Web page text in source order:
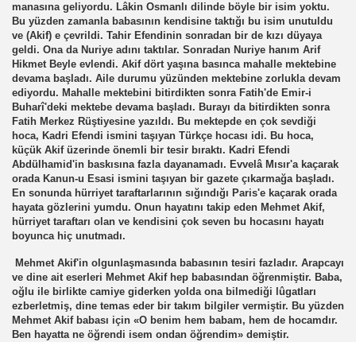
manasına geliyordu. Lâkin Osmanlı dilinde böyle bir isim yoktu.
Bu yüzden zamanla babasının kendisine taktığı bu isim unutuldu
ve (Akif) e çevrildi. Tahir Efendinin sonradan bir de kızı düyaya
geldi. Ona da Nuriye adını taktılar. Sonradan Nuriye hanım Arif
Hikmet Beyle evlendi. Akif dört yaşına basınca mahalle mektebine
devama başladı. Aile durumu yüzünden mektebine zorlukla devam
ediyordu. Mahalle mektebini bitirdikten sonra Fatih'de Emir-i
Buharî'deki mektebe devama başladı. Burayı da bitirdikten sonra
Fatih Merkez Rüştiyesine yazıldı. Bu mektepde en çok sevdiği
hoca, Kadri Efendi ismini taşıyan Türkçe hocası idi. Bu hoca,
küçük Akif üzerinde önemli bir tesir bıraktı. Kadri Efendi
Abdülhamid'in baskısına fazla dayanamadı. Evvelâ Mısır'a kaçarak
orada Kanun-u Esasi ismini taşıyan bir gazete çıkarmağa başladı.
En sonunda hürriyet taraftarlarının sığındığı Paris'e kaçarak orada
hayata gözlerini yumdu. Onun hayatını takip eden Mehmet Akif,
hürriyet taraftarı olan ve kendisini çok seven bu hocasını hayatı
boyunca hiç unutmadı.
Mehmet Akif'in olgunlaşmasında babasının tesiri fazladır. Arapcayı
ve dine ait eserleri Mehmet Akif hep babasından öğrenmiştir. Baba,
oğlu ile birlikte camiye giderken yolda ona bilmediği lûgatları
ezberletmiş, dine temas eder bir takım bilgiler vermiştir. Bu yüzden
Mehmet Akif babası için «O benim hem babam, hem de hocamdır.
Ben hayatta ne öğrendi isem ondan öğrendim» demiştir.